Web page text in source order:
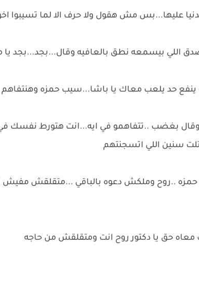
عليها...بس مش هقول ولا حرف الا لما تسيبوا
اللي بيسمعه نطق بالعافيه وقال...بجد...بجد يا
ينفع حد يلعب معاك يا باشا...سيب حمزه وهنتفاهم
بغضب ..تتفاهمو في ايه...انت هتورط نفسك في
سنين اللي اتسجنتهم
حمزه ..روح وملكش دعوه بالباقي ...متقلقش
حق يا دكتور روح انت ومتقلقش من حاجه